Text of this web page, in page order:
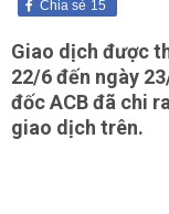
15
Chia sẻ
Giao dịch được
22/6 đến ngày
đốc ACB đã chi
giao dịch trên.